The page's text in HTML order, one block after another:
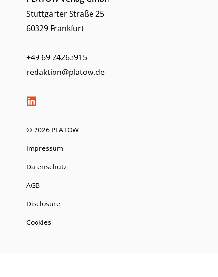
Stuttgarter Straße 25
60329 Frankfurt
+49 69 24263915
redaktion@platow.de
© 2026 PLATOW
Impressum
Datenschutz
AGB
Disclosure
Cookies